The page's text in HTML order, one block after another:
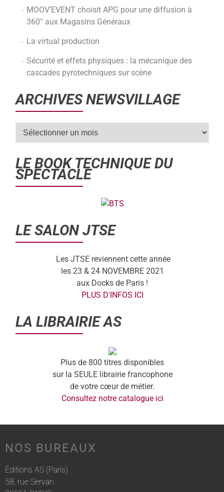
MOOV’EVENT choisit APG pour une diffusion à
360° aux Magasins Généraux
La virtual production
Sécurité et effets physiques : la mécanique des
cascades pyrotechniques sur scène
ARCHIVES NEWSVILLAGE
LE BOOK TECHNIQUE DU
SPECTACLE
LE SALON JTSE
Les JTSE reviennent cette année
les 23 & 24 NOVEMBRE 2021
aux Docks de Paris !
PLUS D'INFOS ICI
LA LIBRAIRIE AS
Plus de 800 titres disponibles
sur la SEULE librairie francophone
de votre cœur de métier.
Consultez notre catalogue ici
NOS BUREAUX
Éditions AS (Paris)
58, rue Servan